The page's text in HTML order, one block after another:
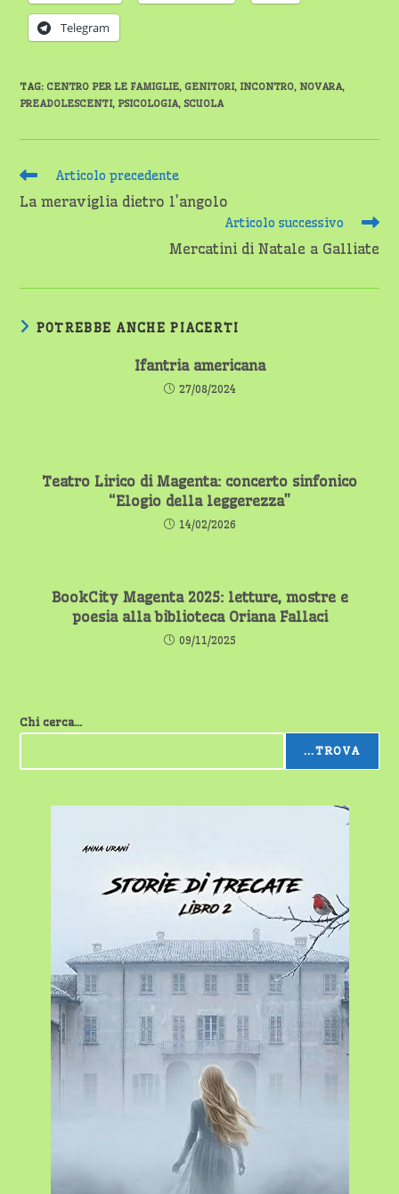
Telegram
TAG: CENTRO PER LE FAMIGLIE, GENITORI, INCONTRO, NOVARA,
PREADOLESCENTI, PSICOLOGIA, SCUOLA
Leggi
articoli
Articolo precedente
La meraviglia dietro l’angolo
Articolo successivo
Mercatini di Natale a Galliate
POTREBBE ANCHE PIACERTI
Ifantria americana
27/08/2024
Teatro Lirico di Magenta: concerto sinfonico
“Elogio della leggerezza”
14/02/2026
BookCity Magenta 2025: letture, mostre e
poesia alla biblioteca Oriana Fallaci
09/11/2025
Chi cerca...
...TROVA